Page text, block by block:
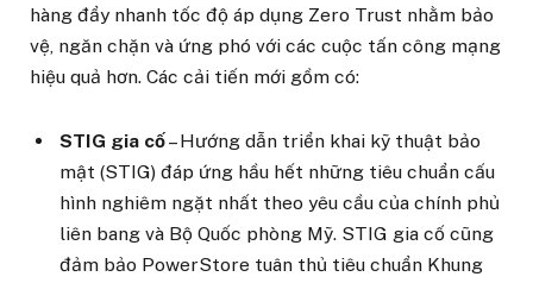
hàng đẩy nhanh tốc độ áp dụng Zero Trust nhằm bảo
vệ, ngăn chặn và ứng phó với các cuộc tấn công mạng
hiệu quả hơn. Các cải tiến mới gồm có:
STIG gia cố– Hướng dẫn triển khai kỹ thuật bảo
mật (STIG) đáp ứng hầu hết những tiêu chuẩn cấu
hình nghiêm ngặt nhất theo yêu cầu của chính phủ
liên bang và Bộ Quốc phòng Mỹ. STIG gia cố cũng
đảm bảo PowerStore tuân thủ tiêu chuẩn Khung